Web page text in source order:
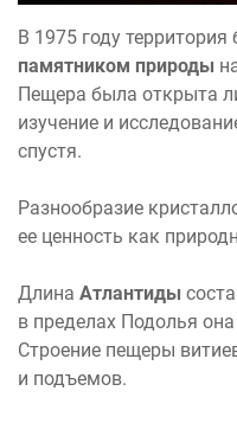
В 1975 году
памятником природы
Пещера была открыта
изучение и
спустя.
Разнообразие
ее ценность как
Длина Атлантиды
в пределах Подолья
Строение пещеры
и подъемов.